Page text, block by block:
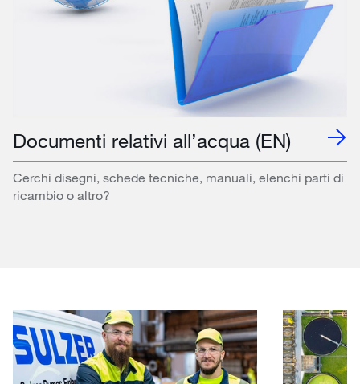
Documenti relativi all’acqua (EN)
Cerchi disegni, schede tecniche, manuali, elenchi parti di
ricambio o altro?